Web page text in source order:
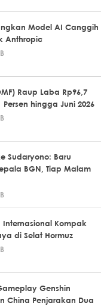
Model AI Canggih
Anthropic
Raup Laba Rp96,7
Persen hingga Juni 2026
Sudaryono: Baru
BGN, Tiap Malam
Internasional Kompak
di Selat Hormuz
Genshin
China Penjarakan Dua